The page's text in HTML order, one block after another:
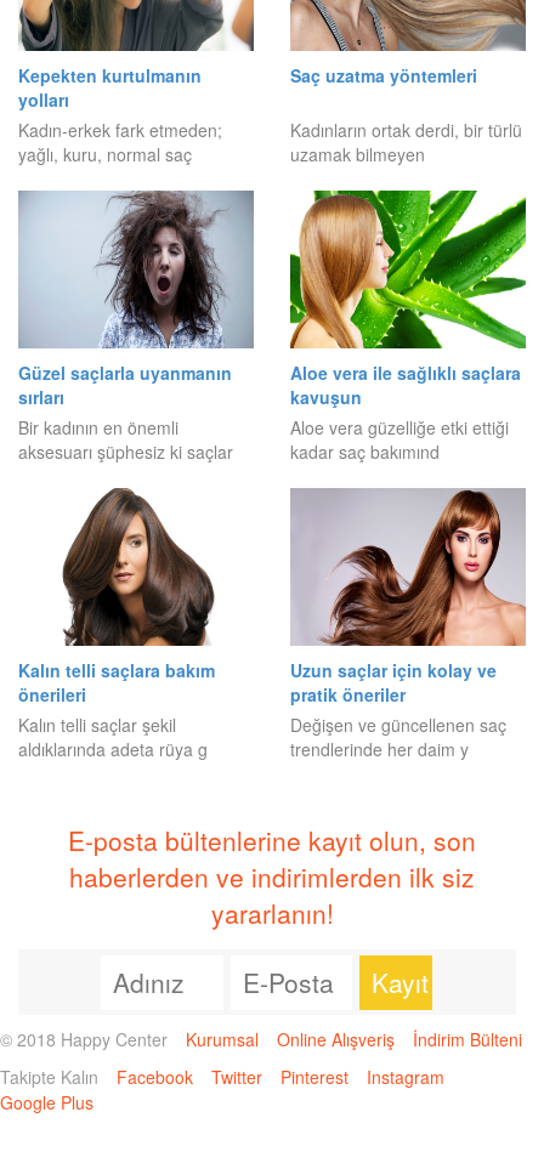
Kepekten kurtulmanın
yolları
Kadın-erkek fark etmeden;
yağlı, kuru, normal saç
Saç uzatma yöntemleri
Kadınların ortak derdi, bir türlü
uzamak bilmeyen
Güzel saçlarla uyanmanın
sırları
Bir kadının en önemli
aksesuarı şüphesiz ki saçlar
Aloe vera ile sağlıklı saçlara
kavuşun
Aloe vera güzelliğe etki ettiği
kadar saç bakımınd
Kalın telli saçlara bakım
önerileri
Kalın telli saçlar şekil
aldıklarında adeta rüya g
Uzun saçlar için kolay ve
pratik öneriler
Değişen ve güncellenen saç
trendlerinde her daim y
E-posta bültenlerine kayıt olun, son
haberlerden ve indirimlerden ilk siz
yararlanın!
© 2018 Happy Center Kurumsal Online Alışveriş
İndirim Bülteni
Takipte Kalın
Facebook Twitter Pinterest
Instagram
Google Plus